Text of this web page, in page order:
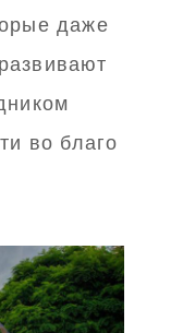
даже
во благо